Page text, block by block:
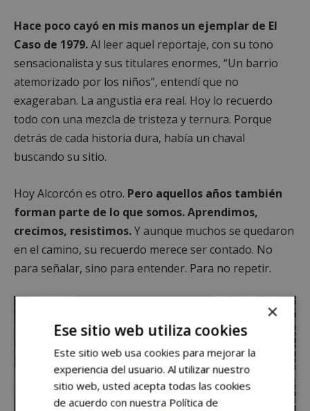
Hace poco cayó en mis manos un ejemplar de El
Caso de 1979.Al leer aquel reportaje, con su tono
sensacionalista y sus titulares enormes, “Un barrio
atemorizado por los niños”, entendí que no
exageraban. La angustia era real. Hoy lo recuerdo
todo con una mezcla de tristeza y ternura. Porque
detrás de cada historia dura, había un chaval
buscando su sitio.
Hoy Alcorcón es otro. Pero aquellos años también
forman parte de lo que somos. Aprendimos,
crecimos, resistimos.Y aunque muchos se quedaron
en el camino, su recuerdo merece ser contado. No
para señalar, sino para entender. Para no repetir.
×
Ese sitio web utiliza cookies
Este sitio web usa cookies para mejorar la
experiencia del usuario. Al utilizar nuestro
sitio web, usted acepta todas las cookies
de acuerdo con nuestra Política de